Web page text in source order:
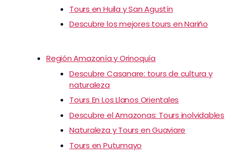
Tours en Huila y San Agustín
Descubre los mejores tours en Nariño
Región Amazonía y Orinoquía
Descubre Casanare: tours de cultura y
naturaleza
Tours En Los Llanos Orientales
Descubre el Amazonas: Tours inolvidables
Naturaleza y Tours en Guaviare
Tours en Putumayo